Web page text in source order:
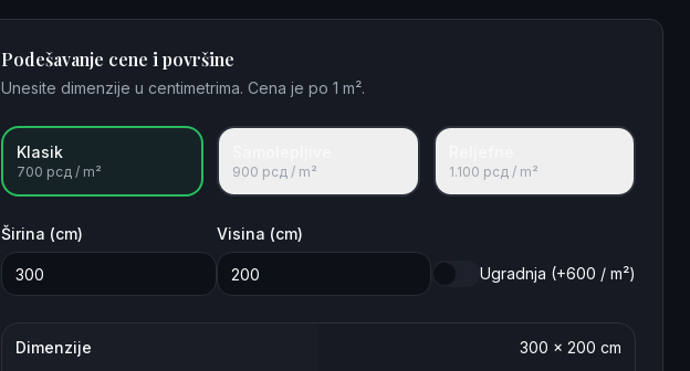
Podešavanje cene i površine
Unesite dimenzije u centimetrima. Cena je po 1 m².
Klasik
700 рсд / m² 900 рсд / m² 1.100 рсд / m²
Širina (cm) Visina (cm)
Ugradnja (+600 / m²)
Dimenzije 300 × 200 cm